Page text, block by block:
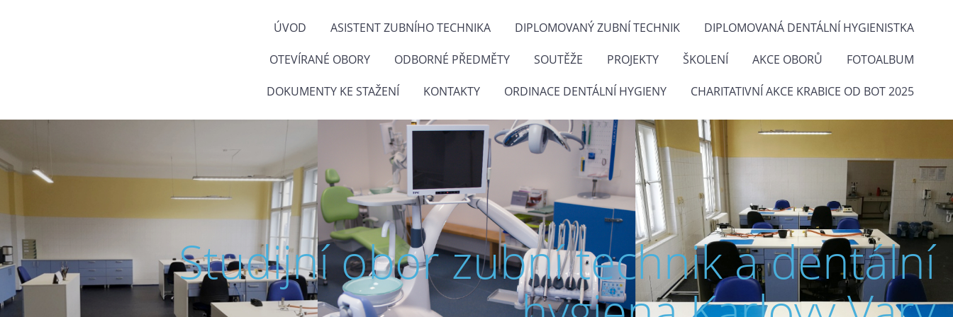
ÚVOD ASISTENT ZUBNÍHO TECHNIKA DIPLOMOVANÝ ZUBNÍ TECHNIK DIPLOMOVANÁ DENTÁLNÍ HYGIENISTKA
OTEVÍRANÉ OBORY ODBORNÉ PŘEDMĚTY SOUTĚŽE PROJEKTY ŠKOLENÍ AKCE OBORŮ FOTOALBUM
DOKUMENTY KE STAŽENÍ KONTAKTY ORDINACE DENTÁLNÍ HYGIENY CHARITATIVNÍ AKCE KRABICE OD BOT 2025
Studijní obor zubní technik a dentální